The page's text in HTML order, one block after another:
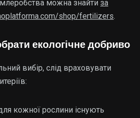
можна знайти за
shop/fertilizers.
екологічне добриво
вибір, слід враховувати
кожної рослини існують